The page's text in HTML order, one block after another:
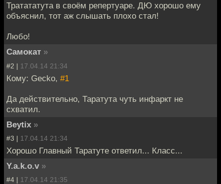
Тратататута в своём репертуаре. ДЮ хорошо ему
объяснил, тот аж слышать плохо стал!
Любо!
Самокат »
#2 | 17.04.14 21:34
Кому: Gecko, #1
Да действительно, Таратута чуть инфаркт не
схватил.
Beytix »
#3 | 17.04.14 21:34
Хорошо Главный Таратуте ответил... Класс...
Y.a.k.o.v »
#4 | 17.04.14 21:35